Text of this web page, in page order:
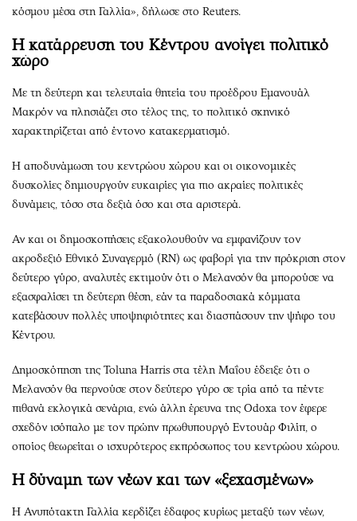
κόσμου μέσα στη Γαλλία», δήλωσε στο Reuters.
Η κατάρρευση του Κέντρου ανοίγει πολιτικό
χώρο
Με τη δεύτερη και τελευταία θητεία του προέδρου Εμανουάλ
Μακρόν να πλησιάζει στο τέλος της, το πολιτικό σκηνικό
χαρακτηρίζεται από έντονο κατακερματισμό.
Η αποδυνάμωση του κεντρώου χώρου και οι οικονομικές
δυσκολίες δημιουργούν ευκαιρίες για πιο ακραίες πολιτικές
δυνάμεις, τόσο στα δεξιά όσο και στα αριστερά.
Αν και οι δημοσκοπήσεις εξακολουθούν να εμφανίζουν τον
ακροδεξιό Εθνικό Συναγερμό (RN) ως φαβορί για την πρόκριση στον
δεύτερο γύρο, αναλυτές εκτιμούν ότι ο Μελανσόν θα μπορούσε να
εξασφαλίσει τη δεύτερη θέση, εάν τα παραδοσιακά κόμματα
κατεβάσουν πολλές υποψηφιότητες και διασπάσουν την ψήφο του
Κέντρου.
Δημοσκόπηση της Toluna Harris στα τέλη Μαΐου έδειξε ότι ο
Μελανσόν θα περνούσε στον δεύτερο γύρο σε τρία από τα πέντε
πιθανά εκλογικά σενάρια, ενώ άλλη έρευνα της Odoxa τον έφερε
σχεδόν ισόπαλο με τον πρώην πρωθυπουργό Εντουάρ Φιλίπ, ο
οποίος θεωρείται ο ισχυρότερος εκπρόσωπος του κεντρώου χώρου.
Η δύναμη των νέων και των «ξεχασμένων»
Η Ανυπότακτη Γαλλία κερδίζει έδαφος κυρίως μεταξύ των νέων,